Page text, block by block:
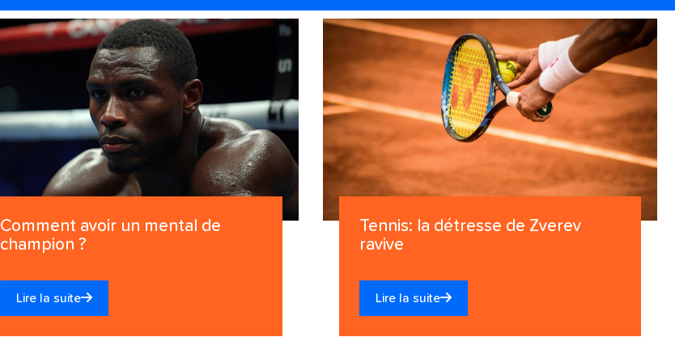
Comment avoir un mental de
champion ?
Lire la suite
Tennis: la détresse de Zverev
ravive
Lire la suite